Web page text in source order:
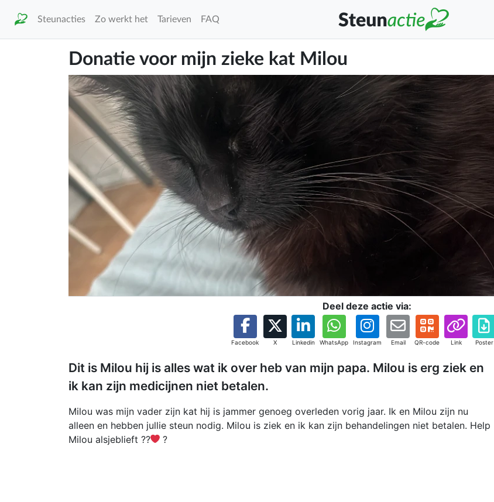
Steunacties Zo werkt het Tarieven FAQ
Donatie voor mijn zieke kat Milou
Deel deze actie via:
Facebook X Linkedin WhatsApp Instagram Email QR-code Link Poster
Dit is Milou hij is alles wat ik over heb van mijn papa. Milou is erg ziek en
ik kan zijn medicijnen niet betalen.
Milou was mijn vader zijn kat hij is jammer genoeg overleden vorig jaar. Ik en Milou zijn nu
alleen en hebben jullie steun nodig. Milou is ziek en ik kan zijn behandelingen niet betalen. Help
Milou alsjeblieft ??
‍?